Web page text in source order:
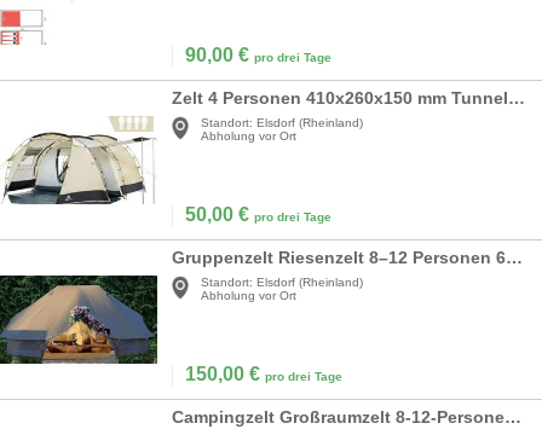
90,00 € pro drei Tage
Zelt 4 Personen 410x260x150 mm Tunnelzelt 2 Eingängen Glampingzelt Gruppenzelt Campingzelte
Standort: Elsdorf (Rheinland)
Abholung vor Ort
50,00 € pro drei Tage
Gruppenzelt Riesenzelt 8–12 Personen 600 x 400 x 300 cm Glampingzelt Familienzelt Pfadfinderzelt
Standort: Elsdorf (Rheinland)
Abholung vor Ort
150,00 € pro drei Tage
Campingzelt Großraumzelt 8-12-Personen-Familienzelte Gruppenzelt Campingzelte 6400 x 4800 x 2600